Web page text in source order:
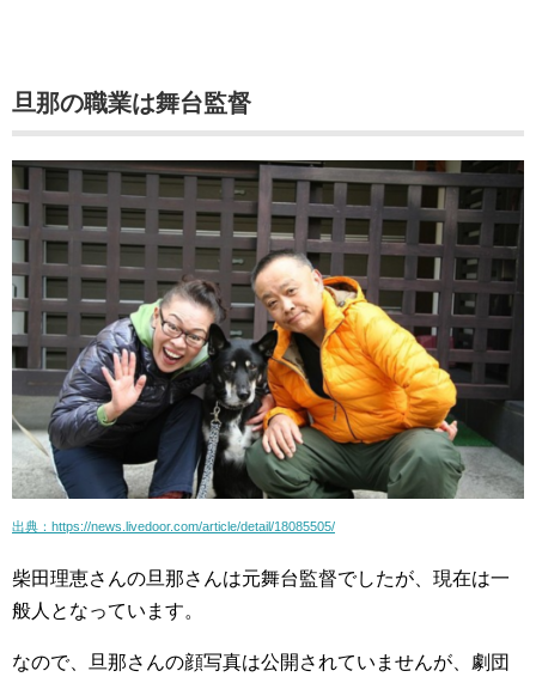
旦那の職業は舞台監督
出典：https://news.livedoor.com/article/detail/18085505/
柴田理恵さんの旦那さんは元舞台監督でしたが、現在は一
般人となっています。
なので、旦那さんの顔写真は公開されていませんが、劇団